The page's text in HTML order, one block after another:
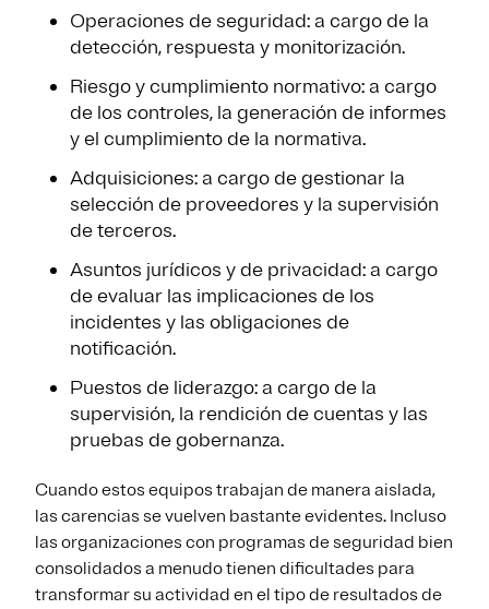
Operaciones de seguridad: a cargo de la
detección, respuesta y monitorización.
Riesgo y cumplimiento normativo: a cargo
de los controles, la generación de informes
y el cumplimiento de la normativa.
Adquisiciones: a cargo de gestionar la
selección de proveedores y la supervisión
de terceros.
Asuntos jurídicos y de privacidad: a cargo
de evaluar las implicaciones de los
incidentes y las obligaciones de
notificación.
Puestos de liderazgo: a cargo de la
supervisión, la rendición de cuentas y las
pruebas de gobernanza.
Cuando estos equipos trabajan de manera aislada,
las carencias se vuelven bastante evidentes. Incluso
las organizaciones con programas de seguridad bien
consolidados a menudo tienen dificultades para
transformar su actividad en el tipo de resultados de